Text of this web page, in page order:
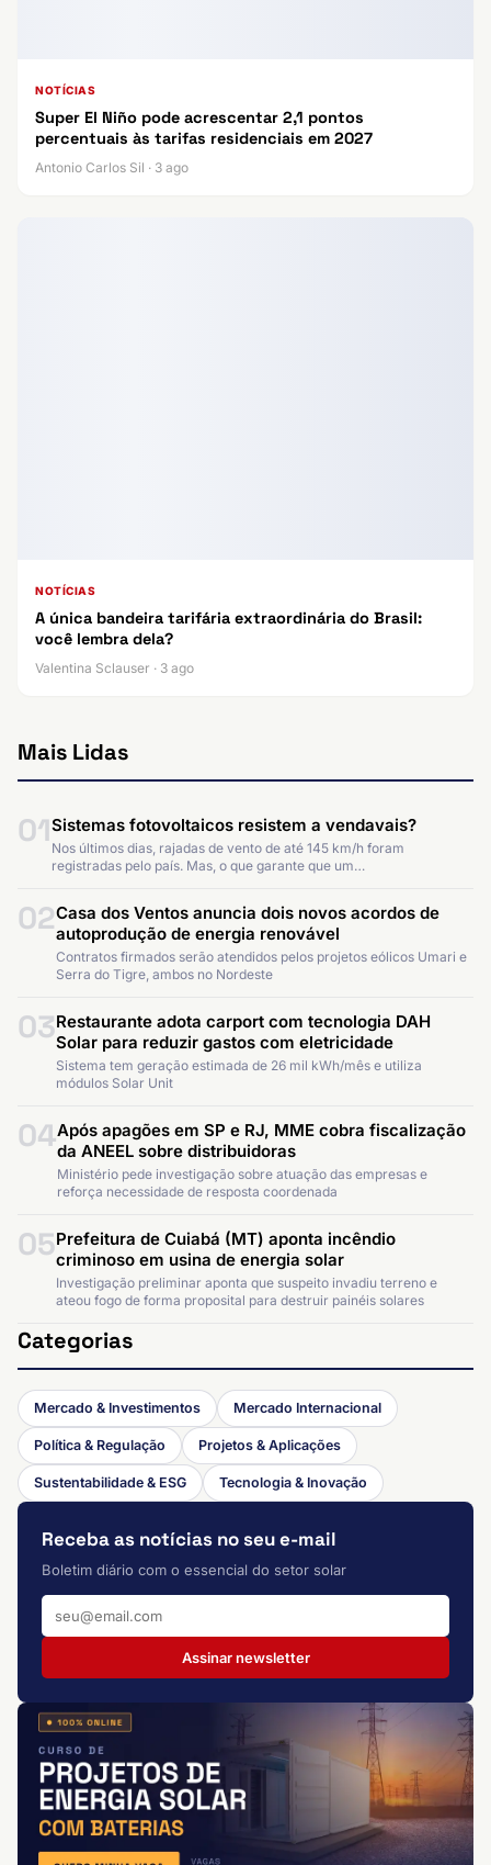
NOTÍCIAS
Super El Niño pode acrescentar 2,1 pontos
percentuais às tarifas residenciais em 2027
Antonio Carlos Sil · 3 ago
NOTÍCIAS
A única bandeira tarifária extraordinária do Brasil:
você lembra dela?
Valentina Sclauser · 3 ago
Mais Lidas
01Sistemas fotovoltaicos resistem a vendavais?
Nos últimos dias, rajadas de vento de até 145 km/h foram
registradas pelo país. Mas, o que garante que um…
02Casa dos Ventos anuncia dois novos acordos de
autoprodução de energia renovável
Contratos firmados serão atendidos pelos projetos eólicos Umari e
Serra do Tigre, ambos no Nordeste
03Restaurante adota carport com tecnologia DAH
Solar para reduzir gastos com eletricidade
Sistema tem geração estimada de 26 mil kWh/mês e utiliza
módulos Solar Unit
04Após apagões em SP e RJ, MME cobra fiscalização
da ANEEL sobre distribuidoras
Ministério pede investigação sobre atuação das empresas e
reforça necessidade de resposta coordenada
05Prefeitura de Cuiabá (MT) aponta incêndio
criminoso em usina de energia solar
Investigação preliminar aponta que suspeito invadiu terreno e
ateou fogo de forma proposital para destruir painéis solares
Categorias
Mercado & Investimentos Mercado Internacional
Política & Regulação Projetos & Aplicações
Sustentabilidade & ESG Tecnologia & Inovação
Receba as notícias no seu e-mail
Boletim diário com o essencial do setor solar
Assinar newsletter